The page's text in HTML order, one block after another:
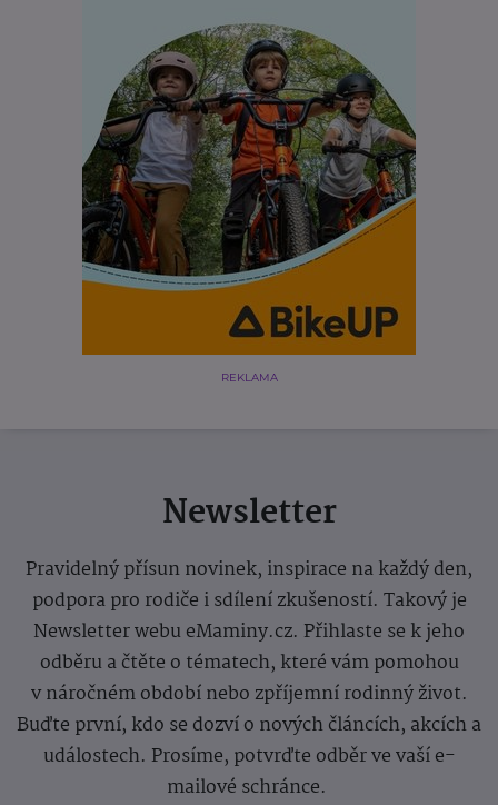
REKLAMA
Newsletter
Pravidelný přísun novinek, inspirace na každý den,
podpora pro rodiče i sdílení zkušeností. Takový je
Newsletter webu eMaminy.cz. Přihlaste se k jeho
odběru a čtěte o tématech, které vám pomohou
v náročném období nebo zpříjemní rodinný život.
Buďte první, kdo se dozví o nových článcích, akcích a
událostech. Prosíme, potvrďte odběr ve vaší e-
mailové schránce.